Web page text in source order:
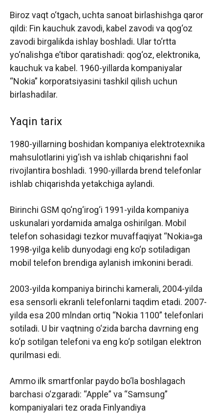
Biroz vaqt o‘tgach, uchta sanoat birlashishga qaror
qildi: Fin kauchuk zavodi, kabel zavodi va qog‘oz
zavodi birgalikda ishlay boshladi. Ular to‘rtta
yo‘nalishga e’tibor qaratishadi: qog‘oz, elektronika,
kauchuk va kabel. 1960-yillarda kompaniyalar
“Nokia” korporatsiyasini tashkil qilish uchun
birlashadilar.
Yaqin tarix
1980-yillarning boshidan kompaniya elektrotexnika
mahsulotlarini yig‘ish va ishlab chiqarishni faol
rivojlantira boshladi. 1990-yillarda brend telefonlar
ishlab chiqarishda yetakchiga aylandi.
Birinchi GSM qo‘ng‘irog‘i 1991-yilda kompaniya
uskunalari yordamida amalga oshirilgan. Mobil
telefon sohasidagi tezkor muvaffaqiyat “Nokia»ga
1998-yilga kelib dunyodagi eng ko‘p sotiladigan
mobil telefon brendiga aylanish imkonini beradi.
2003-yilda kompaniya birinchi kamerali, 2004-yilda
esa sensorli ekranli telefonlarni taqdim etadi. 2007-
yilda esa 200 mlndan ortiq “Nokia 1100” telefonlari
sotiladi. U bir vaqtning o‘zida barcha davrning eng
ko‘p sotilgan telefoni va eng ko‘p sotilgan elektron
qurilmasi edi.
Ammo ilk smartfonlar paydo bo‘la boshlagach
barchasi o‘zgaradi: “Apple” va “Samsung”
kompaniyalari tez orada Finlyandiya